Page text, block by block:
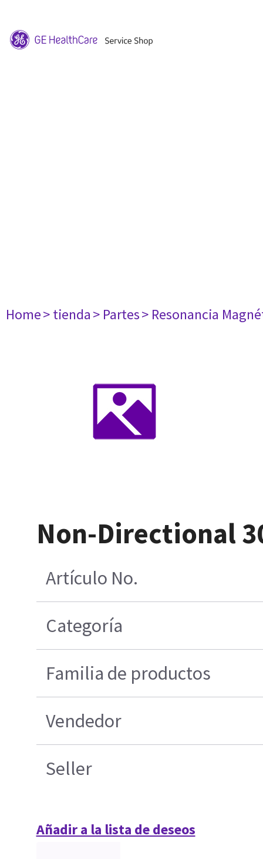
Home> tienda> Partes> Resonancia
Non-Directional
Artículo No.
Categoría
Familia de productos
Vendedor
Seller
Añadir a la lista de deseos